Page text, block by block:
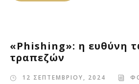
«Phishing»: η ευθύνη
τραπεζών
12 ΣΕΠΤΕΜΒΡΙΟΥ, 2024